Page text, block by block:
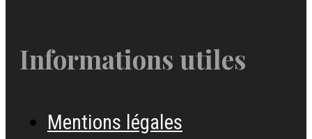
Informations utiles
Mentions légales